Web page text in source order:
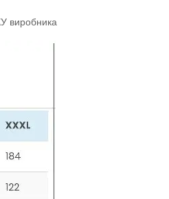
виробника